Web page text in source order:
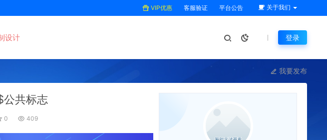
VIP优惠 客服验证 平台公告 关于我们
设计 登录
我要发布
公共标志
0 409